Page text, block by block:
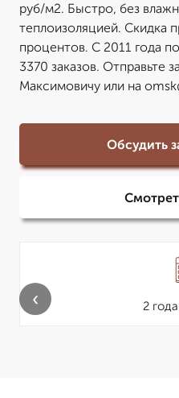
руб/м2. Быстро, без
теплоизоляцией. Скидка
процентов. С 2011 года
3370 заказов. Отправьте
Максимовичу или на
Обсудить
2
‹